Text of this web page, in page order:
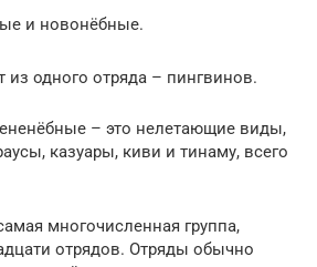
и новонёбные.
одного отряда – пингвинов.
– это нелетающие виды,
казуары, киви и тинаму, всего
многочисленная группа,
отрядов. Отряды обычно